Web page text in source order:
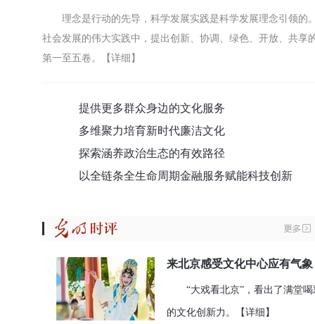
理念是行动的先导，科学发展实践是科学发展理念引领
社会发展的伟大实践中，提出创新、协调、绿色、开放、共
第一至五卷。
【详细】
提供更多群众身边的文化服务
多维聚力培育新时代廉洁文化
探索涵养政治生态的有效路径
以全链条全生命周期金融服务赋能科技创新
来北京感受文化中心应有气象
“大戏看北京”，看出了满堂喝
的文化创新力。 【详细】